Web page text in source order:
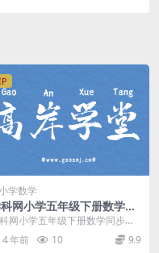
学数学
网小学五年级下册数学同
人教新课标（861M高清
）百度网盘分享
网小学五年级下册数学同步课
新课标，百度网盘小学数学课
高清视频。...
4 年前 10 9.9